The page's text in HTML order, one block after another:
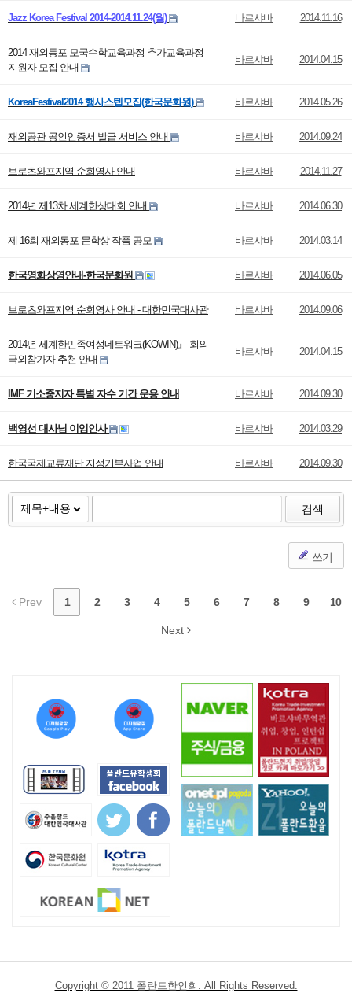
Jazz Korea Festival 2014-2014.11.24(월) 바르샤바 2014.11.16
2014 재외동포 모국수학교육과정 추가교육과정
지원자 모집 안내
바르샤바 2014.04.15
KoreaFestival2014 행사스텝모집(한국문화원) 바르샤바 2014.05.26
재외공관 공인인증서 발급 서비스 안내 바르샤바 2014.09.24
브로츠와프지역 순회영사 안내 바르샤바 2014.11.27
2014년 제13차 세계한상대회 안내 바르샤바 2014.06.30
제 16회 재외동포 문학상 작품 공모 바르샤바 2014.03.14
한국영화상영안내-한국문화원 바르샤바 2014.06.05
브로츠와프지역 순회영사 안내 - 대한민국대사관 바르샤바 2014.09.06
2014년 세계한민족여성네트워크(KOWIN)』 회의
국외참가자 추천 안내
바르샤바 2014.04.15
IMF 기소중지자 특별 자수 기간 운용 안내 바르샤바 2014.09.30
백영선 대사님 이임인사 바르샤바 2014.03.29
한국국제교류재단 지정기부사업 안내 바르샤바 2014.09.30
검색
쓰기
Prev 1 2 3 4 5 6 7 8 9 10
Next
Copyright © 2011 폴란드한인회. All Rights Reserved.